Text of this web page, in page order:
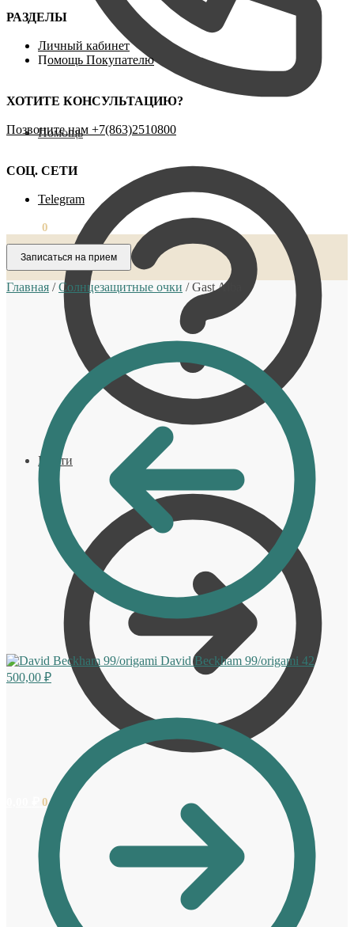
Помощь
Войти
0
РАЗДЕЛЫ
Личный кабинет
Помощь Покупателю
ХОТИТЕ КОНСУЛЬТАЦИЮ?
Позвоните нам ‪+7(863)2510800
СОЦ. СЕТИ
Telegram
0
Записаться на прием
Главная /Солнцезащитные очки /Gast Alba
David Beckham 99/origami 42
500,00 ₽